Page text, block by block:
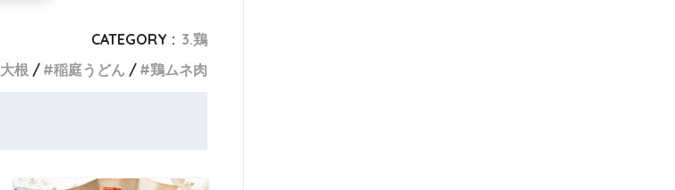
CATEGORY : 3.鶏
大根 稲庭うどん 鶏ムネ肉